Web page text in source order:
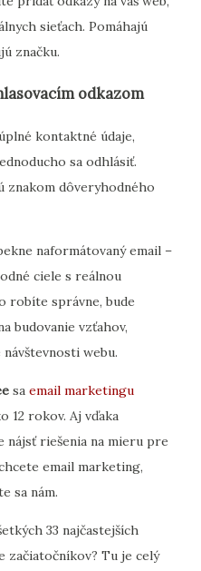
sieťach. Pomáhajú
značku.
odkazom
úplné kontaktné údaje,
sa odhlásiť.
znakom dôveryhodného
naformátovanýemail –
ciele s reálnou
robíte správne,bude
budovanie vzťahov,
návštevnosti webu.
sa email marketingu
12 rokov. Aj vďaka
nájsťriešenia na mieru pre
email marketing,
sa nám.
33 najčastejších
Tu je celý